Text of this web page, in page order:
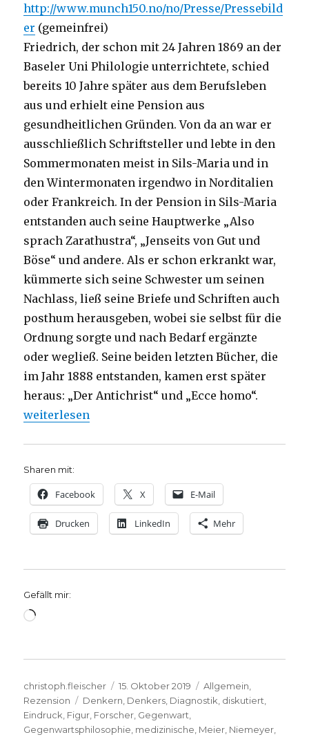
http://www.munch150.no/no/Presse/Pressebild
er (gemeinfrei)
Friedrich, der schon mit 24 Jahren 1869 an der
Baseler Uni Philologie unterrichtete, schied
bereits 10 Jahre später aus dem Berufsleben
aus und erhielt eine Pension aus
gesundheitlichen Gründen. Von da an war er
ausschließlich Schriftsteller und lebte in den
Sommermonaten meist in Sils-Maria und in
den Wintermonaten irgendwo in Norditalien
oder Frankreich. In der Pension in Sils-Maria
entstanden auch seine Hauptwerke „Also
sprach Zarathustra“, „Jenseits von Gut und
Böse“ und andere. Als er schon erkrankt war,
kümmerte sich seine Schwester um seinen
Nachlass, ließ seine Briefe und Schriften auch
posthum herausgeben, wobei sie selbst für die
Ordnung sorgte und nach Bedarf ergänzte
oder wegließ. Seine beiden letzten Bücher, die
im Jahr 1888 entstanden, kamen erst später
heraus: „Der Antichrist“ und „Ecce homo“.
„Friedrich Nietzsche zum 175. Geburtstag,
weiterlesen
Sharen mit:
Facebook X E-Mail
Drucken LinkedIn Mehr
Gefällt mir:
Wird
Autor
christoph.fleischer
Veröffentlicht
am
15. Oktober 2019 Kategorien
Allgemein
Rezension
Schlagwörter
Denkern Denkers Diagnostik diskutiert
Eindruck Figur Forscher Gegenwart
Gegenwartsphilosophie medizinische Meier Niemeyer